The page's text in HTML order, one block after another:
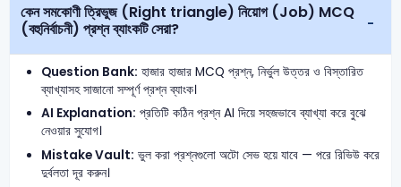
কেন সমকোণী ত্রিভুজ (Right triangle) নিয়োগ (Job) MCQ
(বহুনির্বাচনী) প্রশ্ন ব্যাংকটি সেরা?
Question Bank: হাজার হাজার MCQ প্রশ্ন, নির্ভুল উত্তর ও বিস্তারিত
ব্যাখ্যাসহ সাজানো সম্পূর্ণ প্রশ্ন ব্যাংক।
AI Explanation: প্রতিটি কঠিন প্রশ্ন AI দিয়ে সহজভাবে ব্যাখ্যা করে বুঝে
নেওয়ার সুযোগ।
Mistake Vault: ভুল করা প্রশ্নগুলো অটো সেভ হয়ে যাবে — পরে রিভিউ করে
দুর্বলতা দূর করুন।